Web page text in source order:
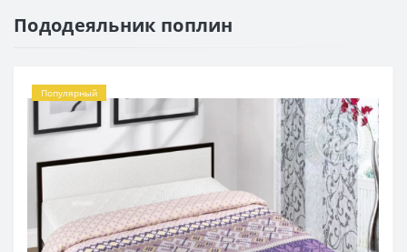
Пододеяльник поплин
Популярный